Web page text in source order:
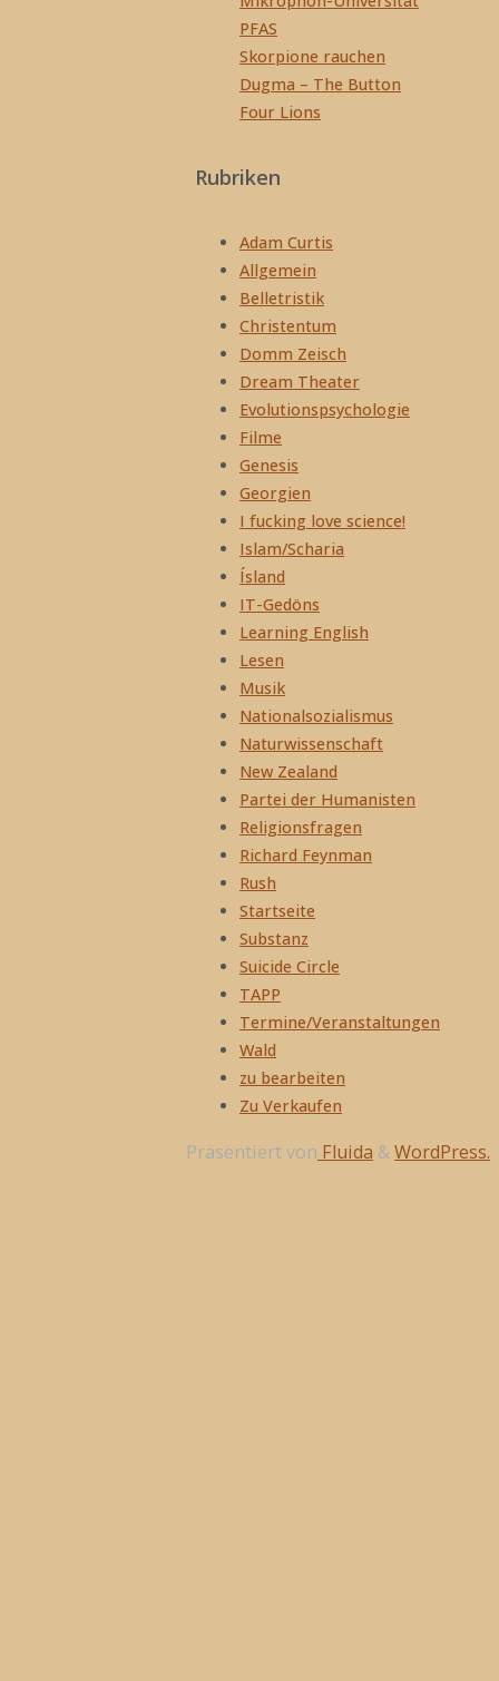
PFAS
Skorpione rauchen
Dugma – The Button
Four Lions
Rubriken
Adam Curtis
Allgemein
Belletristik
Christentum
Domm Zeisch
Dream Theater
Evolutionspsychologie
Filme
Genesis
Georgien
I fucking love science!
Islam/Scharia
Ísland
IT-Gedöns
Learning English
Lesen
Musik
Nationalsozialismus
Naturwissenschaft
New Zealand
Partei der Humanisten
Religionsfragen
Richard Feynman
Rush
Startseite
Substanz
Suicide Circle
TAPP
Termine/Veranstaltungen
Wald
zu bearbeiten
Zu Verkaufen
Präsentiert von Fluida &WordPress.